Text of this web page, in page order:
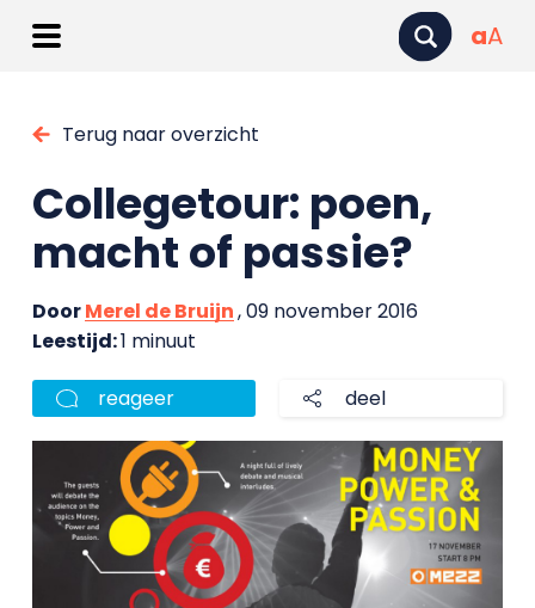
aA
Terug naar overzicht
Collegetour: poen,
macht of passie?
DoorMerel de Bruijn, 09 november 2016
Leestijd:1 minuut
reageer deel